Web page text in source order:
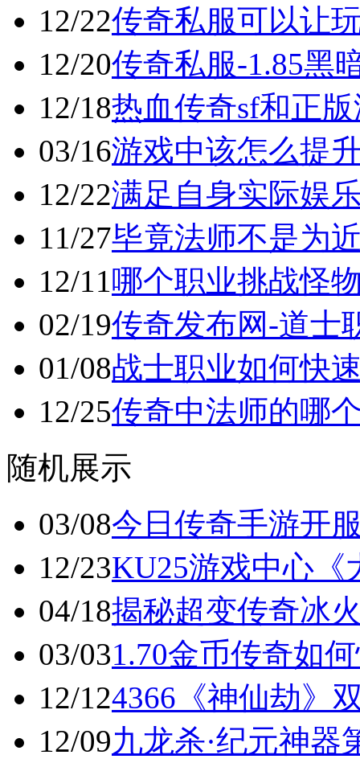
12/22传奇私服可以让
12/20传奇私服-1.85黑
12/18热血传奇sf和正
03/16游戏中该怎么提
12/22满足自身实际娱
11/27毕竟法师不是为
12/11哪个职业挑战怪
02/19传奇发布网-道士
01/08战士职业如何快
12/25传奇中法师的哪
随机展示
03/08今日传奇手游开
12/23KU25游戏中心《
04/18揭秘超变传奇冰
03/031.70金币传奇如
12/124366《神仙劫》
12/09九龙杀·纪元神器